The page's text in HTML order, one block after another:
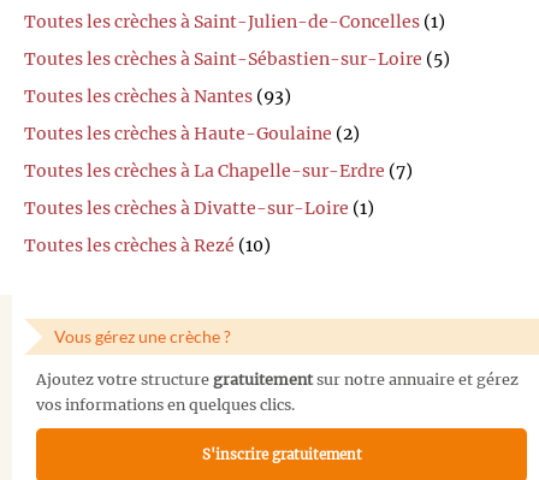
Toutes les crèches à Saint-Julien-de-Concelles (1)
Toutes les crèches à Saint-Sébastien-sur-Loire (5)
Toutes les crèches à Nantes (93)
Toutes les crèches à Haute-Goulaine (2)
Toutes les crèches à La Chapelle-sur-Erdre (7)
Toutes les crèches à Divatte-sur-Loire (1)
Toutes les crèches à Rezé (10)
Vous gérez une crèche ?
Ajoutez votre structure gratuitementsur notre annuaire et gérez
vos informations en quelques clics.
S'inscrire gratuitement